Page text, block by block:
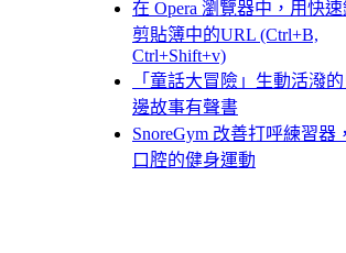
在 Opera 瀏覽器中，用快
剪貼簿中的URL (Ctrl+B,
Ctrl+Shift+v)
「童話大冒險」生動活潑
邊故事有聲書
SnoreGym 改善打呼練習器
口腔的健身運動